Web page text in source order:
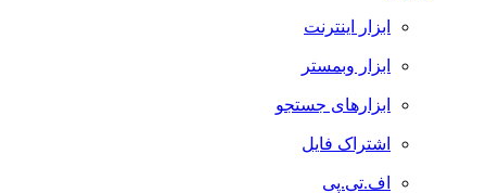
ابزار اینترنت
ابزار وبمستر
ابزارهای جستجو
اشتراک فایل
اف.تی.پی